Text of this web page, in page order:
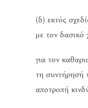
(δ) εκτός
με τον δασικό
για τον
τη συντήρησή
αποτροπή